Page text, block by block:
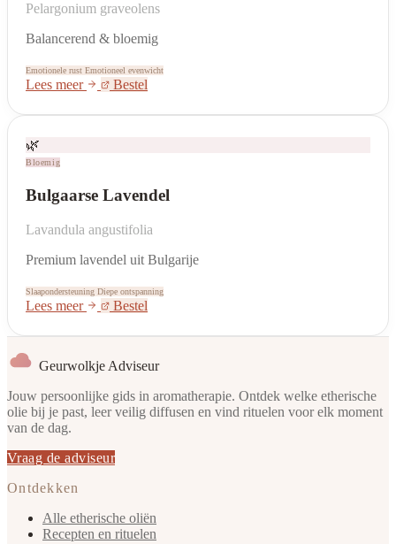
Pelargonium graveolens
Balancerend & bloemig
Emotionele rust Emotioneel evenwicht
Lees meer Bestel
🌿
Bloemig
Bulgaarse Lavendel
Lavandula angustifolia
Premium lavendel uit Bulgarije
Slaapondersteuning Diepe ontspanning
Lees meer Bestel
Geurwolkje Adviseur
Jouw persoonlijke gids in aromatherapie. Ontdek welke etherische
olie bij je past, leer veilig diffusen en vind rituelen voor elk moment
van de dag.
Vraag de adviseur
Ontdekken
Alle etherische oliën
Recepten en rituelen